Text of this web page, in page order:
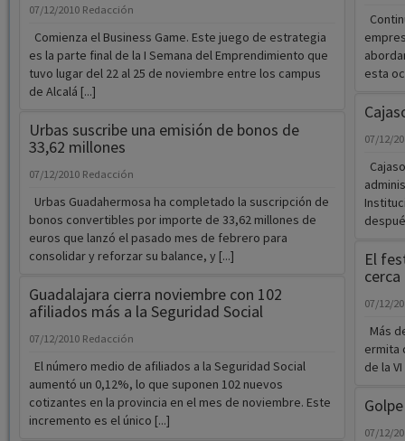
07/12/2010 Redacción
Comienza el Business Game. Este juego de estrategia
es la parte final de la I Semana del Emprendimiento que
tuvo lugar del 22 al 25 de noviembre entre los campus
de Alcalá [...]
Urbas suscribe una emisión de bonos de
33,62 millones
07/12/2010 Redacción
Urbas Guadahermosa ha completado la suscripción de
bonos convertibles por importe de 33,62 millones de
euros que lanzó el pasado mes de febrero para
consolidar y reforzar su balance, y [...]
Guadalajara cierra noviembre con 102
afiliados más a la Seguridad Social
07/12/2010 Redacción
El número medio de afiliados a la Seguridad Social
aumentó un 0,12%, lo que suponen 102 nuevos
cotizantes en la provincia en el mes de noviembre. Este
incremento es el único [...]
esta
07/12/
El
07/12/
Más
ermita
de la
07/12/